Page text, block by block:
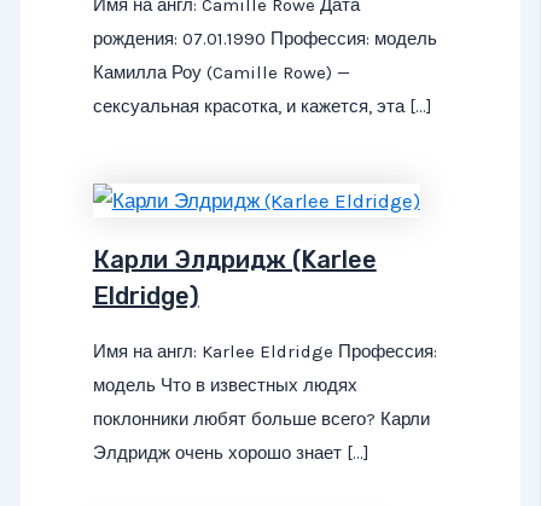
Имя на англ: Camille Rowe Дата
рождения: 07.01.1990 Профессия: модель
Камилла Роу (Camille Rowe) —
сексуальная красотка, и кажется, эта […]
Карли Элдридж (Karlee
Eldridge)
Имя на англ: Karlee Eldridge Профессия:
модель Что в известных людях
поклонники любят больше всего? Карли
Элдридж очень хорошо знает […]